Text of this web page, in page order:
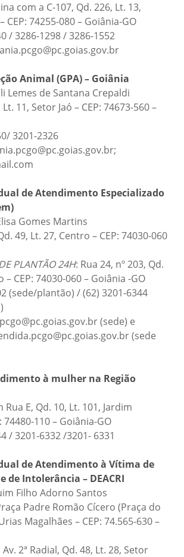
com a C-107, Qd. 226, Lt. 13,
CEP: 74255-080 – Goiânia-GO
/ 3286-1298 / 3286-1552
Animal (GPA) – Goiânia
Lemes de Santana Crepaldi
Lt. 11, Setor Jaó – CEP: 74673-560 –
3201-2326
de Atendimento Especializado
Gomes Martins
49, Lt. 27, Centro – CEP: 74030-060
PLANTÃO 24H: Rua 24, nº 203, Qd.
– CEP: 74030-060 – Goiânia -GO
(sede/plantão) / (62) 3201-6344
(sede) e
(sede
à mulher na Região
E, Qd. 10, Lt. 101, Jardim
74480-110 – Goiânia-GO
/ 3201-6332 /3201- 6331
de Atendimento à Vítima de
de Intolerância – DEACRI
Filho Adorno Santos
Padre Romão Cícero (Praça do
Magalhães – CEP: 74.565-630 –
2ª Radial, Qd. 48, Lt. 28, Setor